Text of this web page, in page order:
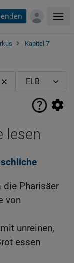
Kapitel 7
lesen
die Pharisäer
von
unreinen,
essen